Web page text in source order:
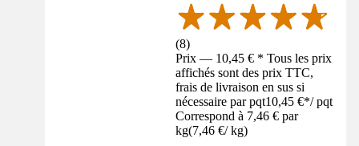
(8)
Prix — 10,45 € * Tous les prix
affichés sont des prix TTC,
frais de livraison en sus si
nécessaire par pqt10,45 €*/ pqt
Correspond à 7,46 € par
kg(7,46 €/ kg)